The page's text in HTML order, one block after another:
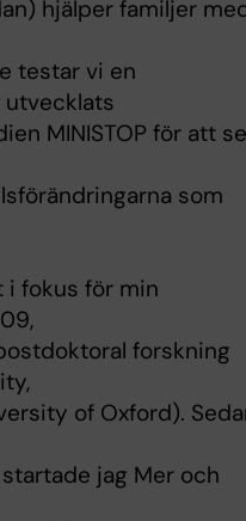
hjälper familjer
testar vi en
MINISTOP för att se
som
i fokus för min
forskning
of Oxford).
jag Mer och